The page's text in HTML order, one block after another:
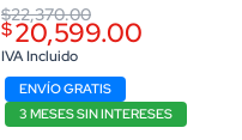
$22,370.00
Original
price
was:
$22,370.00.
$20,599.00
Current
price
is:
$20,599.00.
IVA Incluido
ENVÍO GRATIS
3 MESES SIN INTERESES